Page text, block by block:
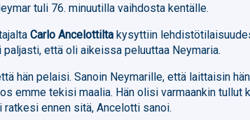
tuli 76. minuutilla vaihdosta kentälle.
Carlo Ancelottilta kysyttiin
että oli aikeissa peluuttaa Neymaria.
hän pelaisi. Sanoin Neymarille, että laittaisin
emme tekisi maalia. Hän olisi varmaankin tullut
ratkesi ennen sitä, Ancelotti sanoi.